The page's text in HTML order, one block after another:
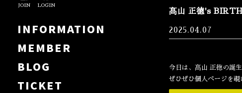
JOIN LOGIN
INFORMATION
MEMBER
BLOG
TICKET
髙山 正徳's
2025.04.07
今日は、髙山 正徳の誕生
ぜひぜひ個人ページを